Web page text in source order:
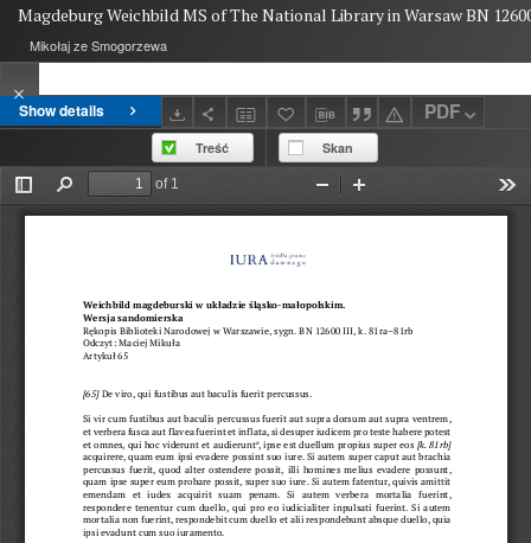
Show details PDF
Magdeburg Weichbild MS of The National Library in Warsaw BN
Mikołaj ze Smogorzewa
Treść Skan